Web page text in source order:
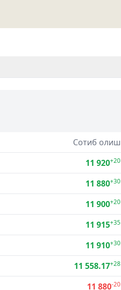
Сотиб олиш
11 920+20
11 880+30
11 900+20
11 915+35
11 910+30
11 558.17+28
11 880-20